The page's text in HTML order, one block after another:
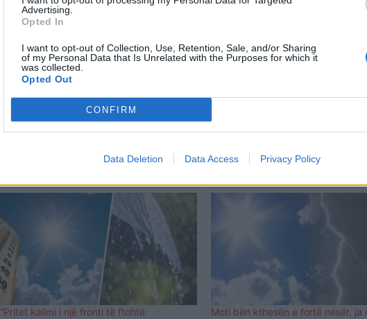
Advertising.
Opted In
I want to opt-out of Collection, Use, Retention, Sale, and/or Sharing
of my Personal Data that Is Unrelated with the Purposes for which it
was collected.
Opted Out
CONFIRM
Data Deletion Data Access Privacy Policy
“Pritet kalimi i një fronti të ftohtë
Moti bën kthesën e fortë nesër, ja